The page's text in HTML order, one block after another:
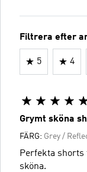
Filtrera efter
5 4
Grymt sköna
FÄRG: Grey /
Perfekta
sköna.